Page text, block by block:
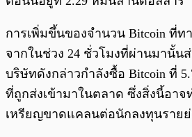
การเพิ่มขึ้นของจำนวน Bitcoin ที่ทา
จากในช่วง 24 ชั่วโมงที่ผ่านมานั้
บริษัทดังกล่าวกำลังซื้อ Bitcoin ที่
ที่ถูกส่งเข้ามาในตลาด ซึ่งสิ่งนี้อาจ
เหรียญขาดแคลนต่อนักลงทุนรายย่